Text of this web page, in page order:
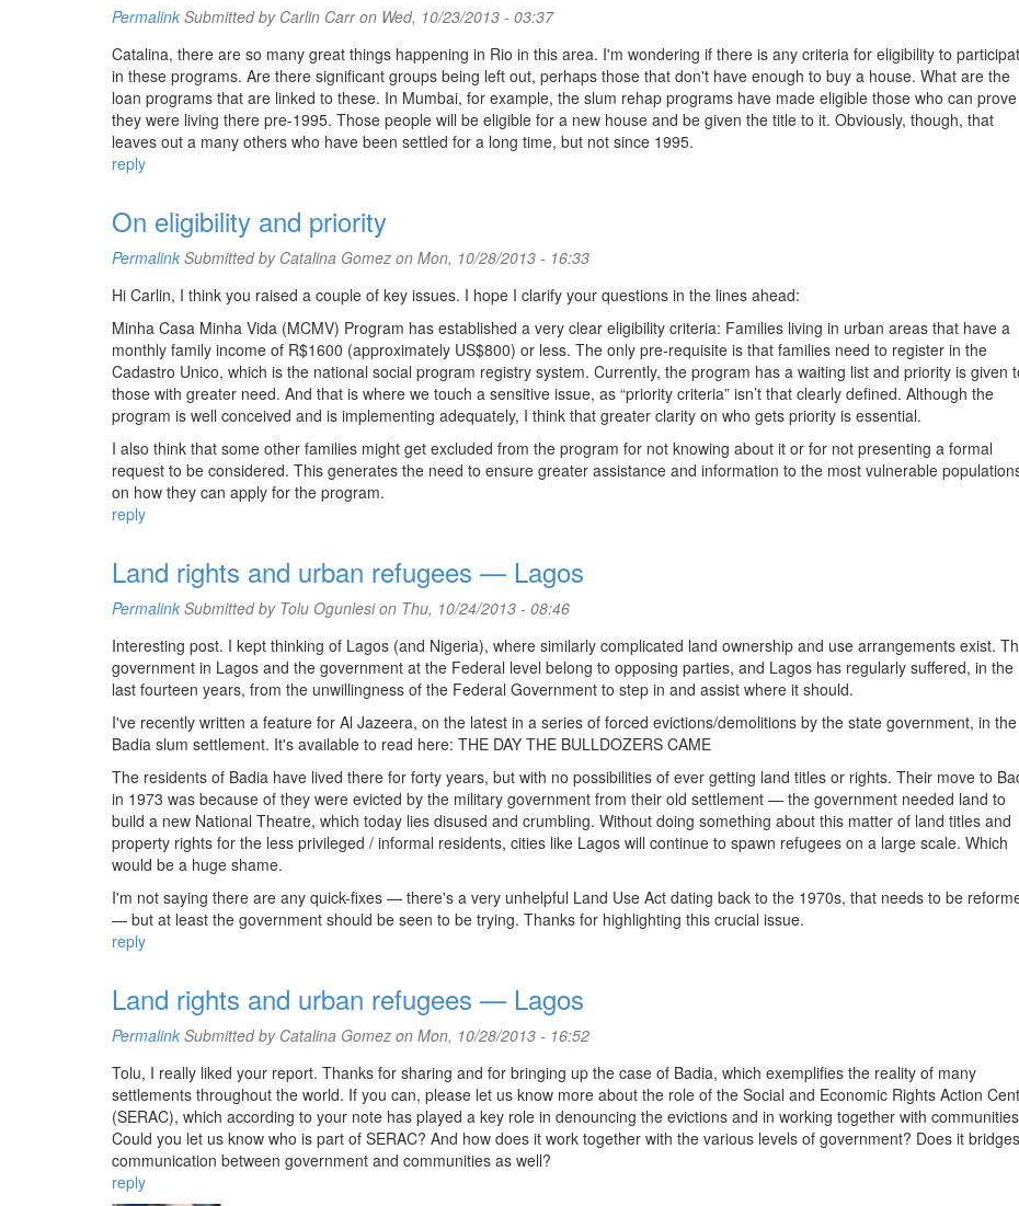
Permalink Submitted by Carlin Carron Wed, 10/23/2013 - 03:37
Catalina, there are so many great things happening in Rio in this area. I'm wondering if there is any criteria for eligibility to
in these programs. Are there significant groups being left out, perhaps those that don't have enough to buy a house. What are the
loan programs that are linked to these. In Mumbai, for example, the slum rehap programs have made eligible those who can prove
they were living there pre-1995. Those people will be eligible for a new house and be given the title to it. Obviously, though, that
leaves out a many others who have been settled for a long time, but not since 1995.
reply
On eligibility and priority
Permalink Submitted by Catalina Gomez on Mon, 10/28/2013 - 16:33
Hi Carlin, I think you raised a couple of key issues. I hope I clarify your questions in the lines ahead:
Minha Casa Minha Vida (MCMV) Program has established a very clear eligibility criteria: Families living in urban areas that have a
monthly family income of R$1600 (approximately US$800) or less. The only pre-requisite is that families need to register in the
Cadastro Unico, which is the national social program registry system. Currently, the program has a waiting list and priority is given
those with greater need. And that is where we touch a sensitive issue, as “priority criteria” isn’t that clearly defined. Although the
program is well conceived and is implementing adequately, I think that greater clarity on who gets priority is essential.
I also think that some other families might get excluded from the program for not knowing about it or for not presenting a formal
request to be considered. This generates the need to ensure greater assistance and information to the most vulnerable
on how they can apply for the program.
reply
Land rights and urban refugees — Lagos
Permalink Submitted by Tolu Ogunlesion Thu, 10/24/2013 - 08:46
Interesting post. I kept thinking of Lagos (and Nigeria), where similarly complicated land ownership and use arrangements exist.
government in Lagos and the government at the Federal level belong to opposing parties, and Lagos has regularly suffered, in the
last fourteen years, from the unwillingness of the Federal Government to step in and assist where it should.
I've recently written a feature for Al Jazeera, on the latest in a series of forced evictions/demolitions by the state government, in the
Badia slum settlement. It's available to read here: THE DAY THE BULLDOZERS CAME
The residents of Badia have lived there for forty years, but with no possibilities of ever getting land titles or rights. Their move to
in 1973 was because of they were evicted by the military government from their old settlement — the government needed land to
build a new National Theatre, which today lies disused and crumbling. Without doing something about this matter of land titles and
property rights for the less privileged / informal residents, cities like Lagos will continue to spawn refugees on a large scale. Which
would be a huge shame.
I'm not saying there are any quick-fixes — there's a very unhelpful Land Use Act dating back to the 1970s, that needs to be
— but at least the government should be seen to be trying. Thanks for highlighting this crucial issue.
reply
Land rights and urban refugees — Lagos
Permalink Submitted by Catalina Gomez on Mon, 10/28/2013 - 16:52
Tolu, I really liked your report. Thanks for sharing and for bringing up the case of Badia, which exemplifies the reality of many
settlements throughout the world. If you can, please let us know more about the role of the Social and Economic Rights Action
(SERAC), which according to your note has played a key role in denouncing the evictions and in working together with
Could you let us know who is part of SERAC? And how does it work together with the various levels of government? Does it bridges
communication between government and communities as well?
reply